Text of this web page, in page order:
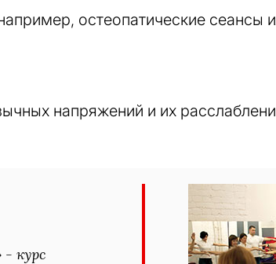
остеопатические сеансы
напряжений и их
- курс